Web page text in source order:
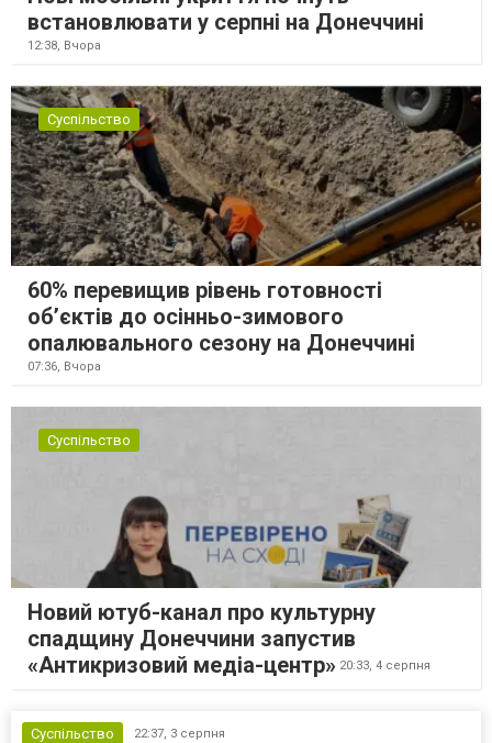
встановлювати у серпні на Донеччині
12:38, Вчора
Суспільство
60% перевищив рівень готовності
об’єктів до осінньо-зимового
опалювального сезону на Донеччині
07:36, Вчора
Суспільство
Новий ютуб-канал про культурну
спадщину Донеччини запустив
«Антикризовий медіа-центр» 20:33, 4 серпня
Суспільство 22:37, 3 серпня